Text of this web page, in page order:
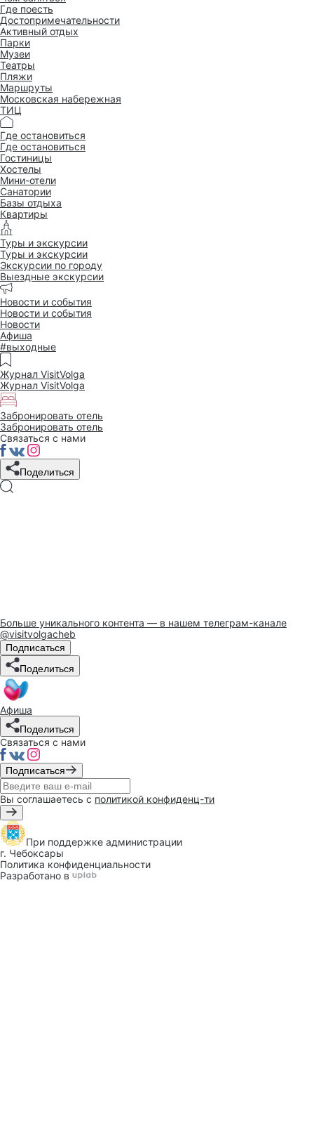
Где поесть
Достопримеча­тельности
Активный отдых
Парки
Музеи
Театры
Пляжи
Маршруты
Московская набережная
ТИЦ
Где остановиться
Где остановиться
Гостиницы
Хостелы
Мини-отели
Санатории
Базы отдыха
Квартиры
Туры и экскурсии
Туры и экскурсии
Экскурсии по городу
Выездные экскурсии
Новости и события
Новости и события
Новости
Афиша
#выходные
Журнал VisitVolga
Журнал VisitVolga
Забронировать отель
Забронировать отель
Связаться с нами
Поделиться
Больше уникального контента — в нашем телеграм-канале
@visitvolgacheb
Подписаться
Поделиться
Афиша
Поделиться
Связаться с нами
Подписаться
Вы соглашаетесь с политикой конфиденц-ти
При поддержке администрации
г. Чебоксары
Политика конфиденциальности
Разработано в